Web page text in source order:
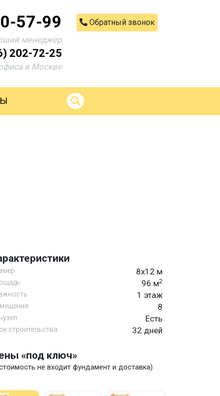
57-99
менеджер
202-72-25
в Москве
Обратный звонок
8х12 м
96 м2
1 этаж
8
Есть
строительства 32 дней
«под ключ»
не входит фундамент и доставка)